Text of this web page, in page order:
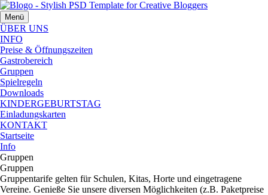
Menü
ÜBER UNS
INFO
Preise & Öffnungszeiten
Gastrobereich
Gruppen
Spielregeln
Downloads
KINDERGEBURTSTAG
Einladungskarten
KONTAKT
Startseite
Info
Gruppen
Gruppen
Gruppentarife gelten für Schulen, Kitas, Horte und eingetragene
Vereine. Genieße Sie unsere diversen Möglichkeiten (z.B. Paketpreise